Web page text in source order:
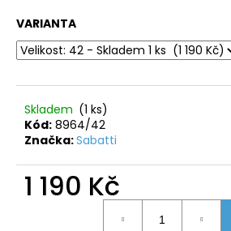
VARIANTA
Skladem (1 ks)
Kód: 8964/42
Značka:Sabatti
1 190 Kč
HLEDAT
D
o
p
o